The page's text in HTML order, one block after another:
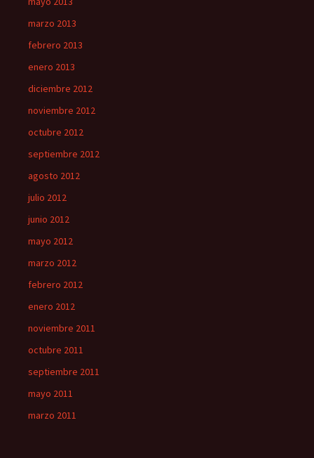
marzo 2013
febrero 2013
enero 2013
diciembre 2012
noviembre 2012
octubre 2012
septiembre 2012
agosto 2012
julio 2012
junio 2012
mayo 2012
marzo 2012
febrero 2012
enero 2012
noviembre 2011
octubre 2011
septiembre 2011
mayo 2011
marzo 2011